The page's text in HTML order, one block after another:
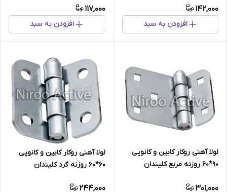
142,000
افزودن به سبد
117,000
افزودن به سبد
لولا آهنی روکار کابین و کانوپی
۹۰*۶۰ روزنه مربع کلیندان
301,000
لولا آهنی روکار کابین و کانوپی
۶۰*۶۰ روزنه گرد کلیندان
244,000